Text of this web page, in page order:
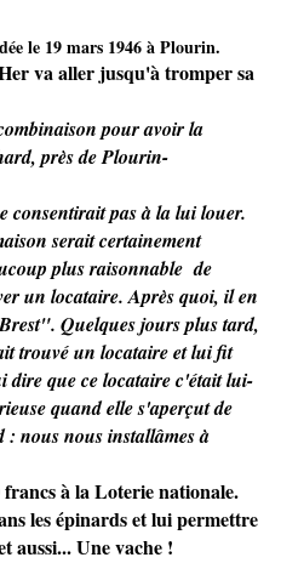
le 19 mars 1946 à Plourin.
va aller jusqu'à tromper sa
pour avoir la
près de Plourin-
consentirait pas à la lui louer.
serait certainement
plus raisonnable de
un locataire. Après quoi, il en
Quelques jours plus tard,
trouvé un locataire et lui fit
dire que ce locataire c'était lui-
quand elle s'aperçut de
: nous nous installâmes à
à la Loterie nationale.
les épinards et lui permettre
aussi... Une vache !